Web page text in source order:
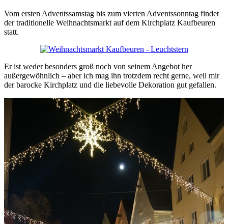
Vom ersten Adventssamstag bis zum vierten Adventssonntag findet
der traditionelle Weihnachtsmarkt auf dem Kirchplatz Kaufbeuren
statt.
Er ist weder besonders groß noch von seinem Angebot her
außergewöhnlich – aber ich mag ihn trotzdem recht gerne, weil mir
der barocke Kirchplatz und die liebevolle Dekoration gut gefallen.